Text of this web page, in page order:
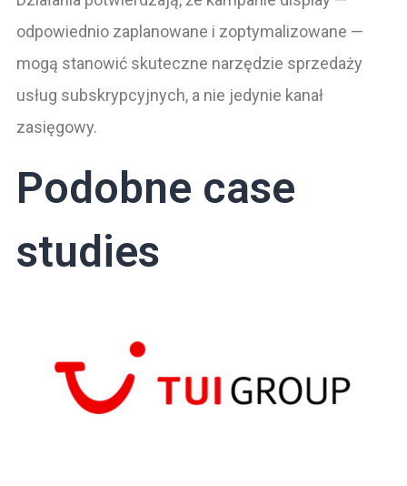
odpowiednio zaplanowane i zoptymalizowane —
mogą stanowić skuteczne narzędzie sprzedaży
usług subskrypcyjnych, a nie jedynie kanał
zasięgowy.
Podobne case
studies